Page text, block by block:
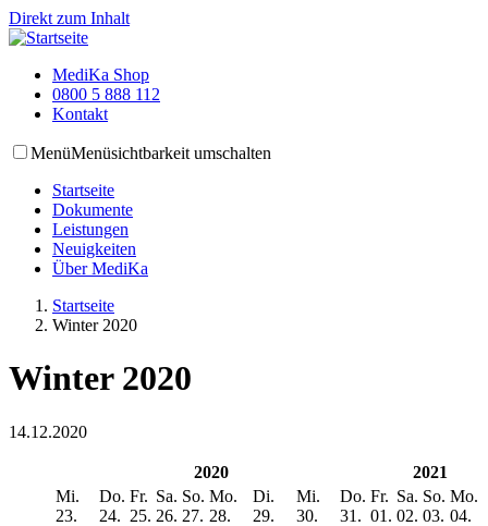
Direkt zum Inhalt
MediKa Shop
0800 5 888 112
Kontakt
MenüMenüsichtbarkeit umschalten
Startseite
Dokumente
Leistungen
Neuigkeiten
Über MediKa
Startseite
Winter 2020
Winter 2020
14.12.2020
2020
2021
Mi.
23.
Do.
24.
Fr.
25.
Sa.
26.
So.
27.
Mo.
28.
Di.
29.
Mi.
30.
Do.
31.
Fr.
01.
Sa.
02.
So.
03.
Mo.
04.